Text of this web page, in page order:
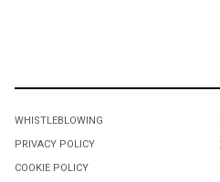
WHISTLEBLOWING
PRIVACY POLICY
COOKIE POLICY